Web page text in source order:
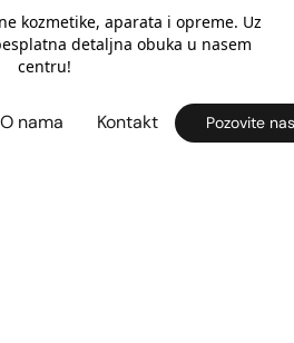
kozmetike, aparata i opreme. Uz
detaljna obuka u nasem
centru!
O nama Kontakt Pozovite